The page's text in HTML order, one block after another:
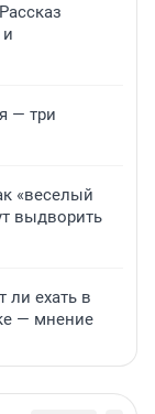
— три
«веселый
выдворить
ли ехать в
— мнение